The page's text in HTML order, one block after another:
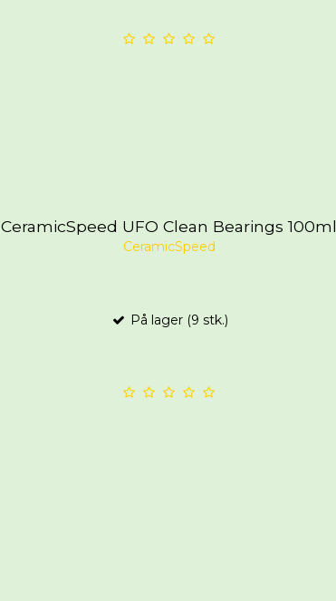
CeramicSpeed UFO Clean Bearings 100ml
CeramicSpeed
På lager (9 stk.)